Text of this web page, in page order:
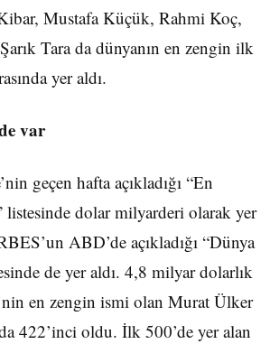
Mustafa Küçük, Rahmi Koç,
Tara da dünyanın en zengin ilk
yer aldı.
var
geçen hafta açıkladığı “En
dolar milyarderi olarak yer
ABD’de açıkladığı “Dünya
de yer aldı. 4,8 milyar dolarlık
en zengin ismi olan Murat Ülker
422’inci oldu. İlk 500’de yer alan